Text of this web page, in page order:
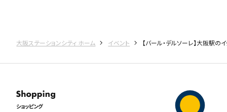
大阪ステーションシティ ホーム イベント 【バール・デルソーレ】大阪駅
ショッピング